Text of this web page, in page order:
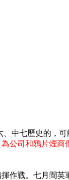
中七歷史的，可
為公司和鴉片煙商
作戰。七月間英